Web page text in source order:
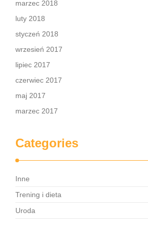
marzec 2018
luty 2018
styczeń 2018
wrzesień 2017
lipiec 2017
czerwiec 2017
maj 2017
marzec 2017
Categories
Inne
Trening i dieta
Uroda